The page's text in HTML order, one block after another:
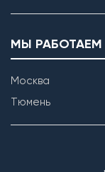
МЫ
Москва
Тюмень